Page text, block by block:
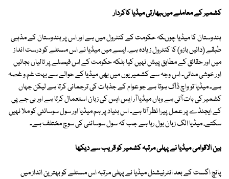
کشمیر کے معاملے میںبھارتی میڈیا کاکردار
ہندوستان کا میڈیا چوںکہ حکومت کے کنٹرول میں ہے اور اس پر ہندوستان کے مذہبی
طبقے (دائیں بازو) کا کنٹرول زیادہ ہے، ایسے میں میڈیا نے اس مسئلے کو درست انداز
میں اور حقائق کے مطابق پیش نہیں کیا بلکہ حکومت کے اس فیصلے پر تالیاں بجائیں
اور خوشی منائی۔ اس وجہ سے کشمیریوں میں بھی میڈیا کے حوالے سے بہت غم و غصہ
ہے۔ میڈیا تو واچ ڈاگ ہوتا ہے جو عوام کے جذبات کی ترجمانی کرتا ہے لیکن جہاں
کشمیر کی بات آتی ہے وہاں میڈیا آر ایس ایس کی زبان استعمال کرتا ہے اور بی جے پی
کے ایجنڈے پر عمل پیرا نظر آتا ہے۔ اس بنیاد پر ہم میڈیا اور سول سوسائٹی کو ملا نہیں
سکتے، میڈیا الگ زبان بول رہا ہے جب کہ سول سوسائٹی کی سوچ مختلف ہے۔
بین الاقوامی میڈیا نے پہلی مرتبہ کشمیر کو قریب سے دیکھا
پانچ اگست کے بعد انٹرنیشنل میڈیا نے پہلی مرتبہ اس مسئلے کو بہترین انداز میں